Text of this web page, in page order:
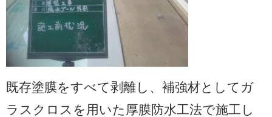
既存塗膜をすべて剥離し、補強材としてガ
ラスクロスを用いた厚膜防水工法で施工し